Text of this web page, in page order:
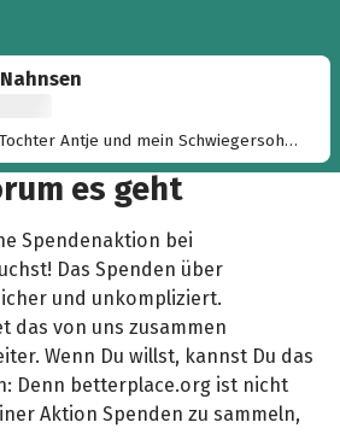
Nahnsen
Antje und mein Schwiegersohn
selbstlos viel Kraft und Zeit an
organisatorischer Stelle in
zu Gunsten bedürftiger
Jugendliche investiert. An dieser
ich meine Hochachtung
und hoffen, dass künftig viele
dieses beispielhafte Projekt am
es geht
Spendenaktion bei
Das Spenden über
und unkompliziert.
das von uns zusammen
Wenn Du willst, kannst Du das
Denn betterplace.org ist nicht
Aktion Spenden zu sammeln,